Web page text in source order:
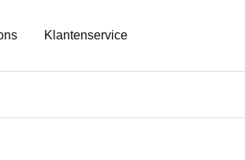
Klantenservice